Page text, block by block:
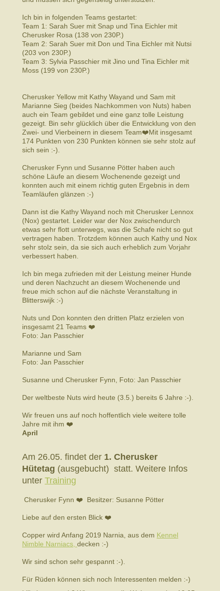
Ich bin in folgenden Teams gestartet:
Team 1: Sarah Suer mit Snap und Tina Eichler mit
Cherusker Rosa (138 von 230P.)
Team 2: Sarah Suer mit Don und Tina Eichler mit Nutsi
(203 von 230P.)
Team 3: Sylvia Passchier mit Jino und Tina Eichler mit
Moss (199 von 230P.)
Cherusker Yellow mit Kathy Wayand und Sam mit
Marianne Sieg (beides Nachkommen von Nuts) haben
auch ein Team gebildet und eine ganz tolle Leistung
gezeigt. Bin sehr glücklich über die Entwicklung von den
Zwei- und Vierbeinern in diesem Team❤️Mit insgesamt
174 Punkten von 230 Punkten können sie sehr stolz auf
sich sein :-).
Cherusker Fynn und Susanne Pötter haben auch
schöne Läufe an diesem Wochenende gezeigt und
konnten auch mit einem richtig guten Ergebnis in dem
Teamläufen glänzen :-)
Dann ist die Kathy Wayand noch mit Cherusker Lennox
(Nox) gestartet. Leider war der Nox zwischendurch
etwas sehr flott unterwegs, was die Schafe nicht so gut
vertragen haben. Trotzdem können auch Kathy und Nox
sehr stolz sein, da sie sich auch erheblich zum Vorjahr
verbessert haben.
Ich bin mega zufrieden mit der Leistung meiner Hunde
und deren Nachzucht an diesem Wochenende und
freue mich schon auf die nächste Veranstaltung in
Blitterswijk :-)
Nuts und Don konnten den dritten Platz erzielen von
insgesamt 21 Teams ❤️
Foto: Jan Passchier
Marianne und Sam
Foto: Jan Passchier
Susanne und Cherusker Fynn, Foto: Jan Passchier
Der weltbeste Nuts wird heute (3.5.) bereits 6 Jahre :-).
Wir freuen uns auf noch hoffentlich viele weitere tolle
Jahre mit ihm ❤️
April
Am 26.05. findet der 1. Cherusker
Hütetag (ausgebucht) statt. Weitere Infos
unter Training
Cherusker Fynn ❤️ Besitzer: Susanne Pötter
Liebe auf den ersten Blick ❤️
Copper wird Anfang 2019 Narnia, aus dem Kennel
Nimble Narniacs, decken :-)
Wir sind schon sehr gespannt :-).
Für Rüden können sich noch Interessenten melden :-)